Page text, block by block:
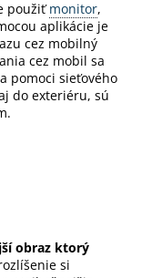
použiťmonitor,
aplikácie je
cez mobilný
cez mobil sa
pomoci sieťového
do exteriéru, sú
obraz ktorý
si